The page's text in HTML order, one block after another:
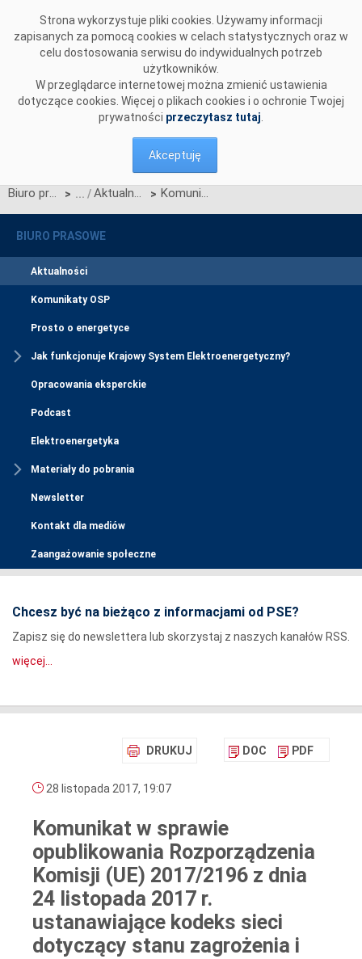
Strona wykorzystuje pliki cookies. Używamy informacji
zapisanych za pomocą cookies w celach statystycznych oraz w
celu dostosowania serwisu do indywidualnych potrzeb
użytkowników.
W przeglądarce internetowej można zmienić ustawienia
dotyczące cookies. Więcej o plikach cookies i o ochronie Twojej
prywatności przeczytasz tutaj
Akceptuję
Biuro prasowe > Aktualności > Komunikat w sprawie opublikowania Rozporządzenia Komisji (UE) 2017/2196 z dnia 24 listopada 2017 r. ustanawiające kodeks sieci dotyczący stanu zagrożenia i stanu odbudowy systemów elektroenergetycznych
BIURO PRASOWE
Aktualności
Komunikaty OSP
Prosto o energetyce
Jak funkcjonuje Krajowy System Elektroenergetyczny?
Opracowania eksperckie
Podcast
Elektroenergetyka
Materiały do pobrania
Newsletter
Kontakt dla mediów
Zaangażowanie społeczne
Chcesz być na bieżąco z informacjami od PSE?
Zapisz się do newslettera lub skorzystaj z naszych kanałów RSS.
więcej...
DRUKUJ DOC PDF
28 listopada 2017, 19:07
Komunikat w sprawie
opublikowania Rozporządzenia
Komisji (UE) 2017/2196 z dnia
24 listopada 2017 r.
ustanawiające kodeks sieci
dotyczący stanu zagrożenia i